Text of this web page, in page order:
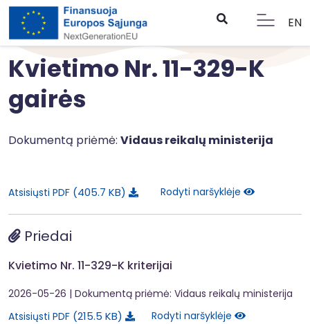
EN
Kvietimo Nr. 11-329-K
gairės
Dokumentą priėmė: Vidaus reikalų ministerija
Atsisiųsti PDF 405.7 KB Rodyti naršyklėje
Priedai
Kvietimo Nr. 11-329-K kriterijai
2026-05-26 | Dokumentą priėmė: Vidaus reikalų ministerija
Atsisiųsti PDF 215.5 KB Rodyti naršyklėje